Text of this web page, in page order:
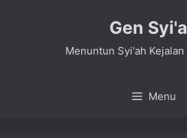
Gen
Menuntun Syi'ah Kejalan
Menu